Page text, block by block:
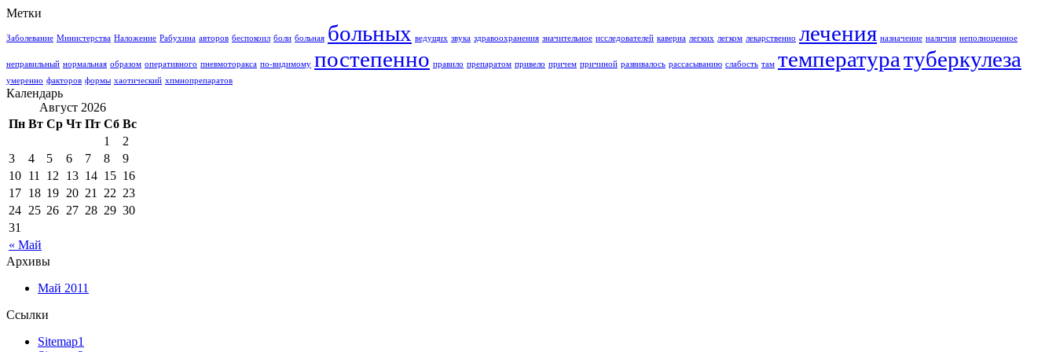
Метки
Заболевание Министерства Наложение Рабухина авторов беспокоил боли больная больных ведущих звука здравоохранения значительное исследователей каверна легких легком лекарственно лечения назначение наличия неполноценное
неправильный нормальная образом оперативного пневмоторакса по-видимому постепенно правило препаратом привело причем причиной развивалось рассасыванию слабость там температуратуберкулеза
умеренно факторов формы хаотический хпмнопрепаратов
Календарь
Август 2026
Пн Вт Ср Чт Пт Сб Вс
« Май
1
2
3
4 5 6 7 8
9
10 11 12 13 14 15 16
17 18 19 20 21 22 23
24 25 26 27 28 29 30
31
Архивы
Май 2011
Ссылки
Sitemap1